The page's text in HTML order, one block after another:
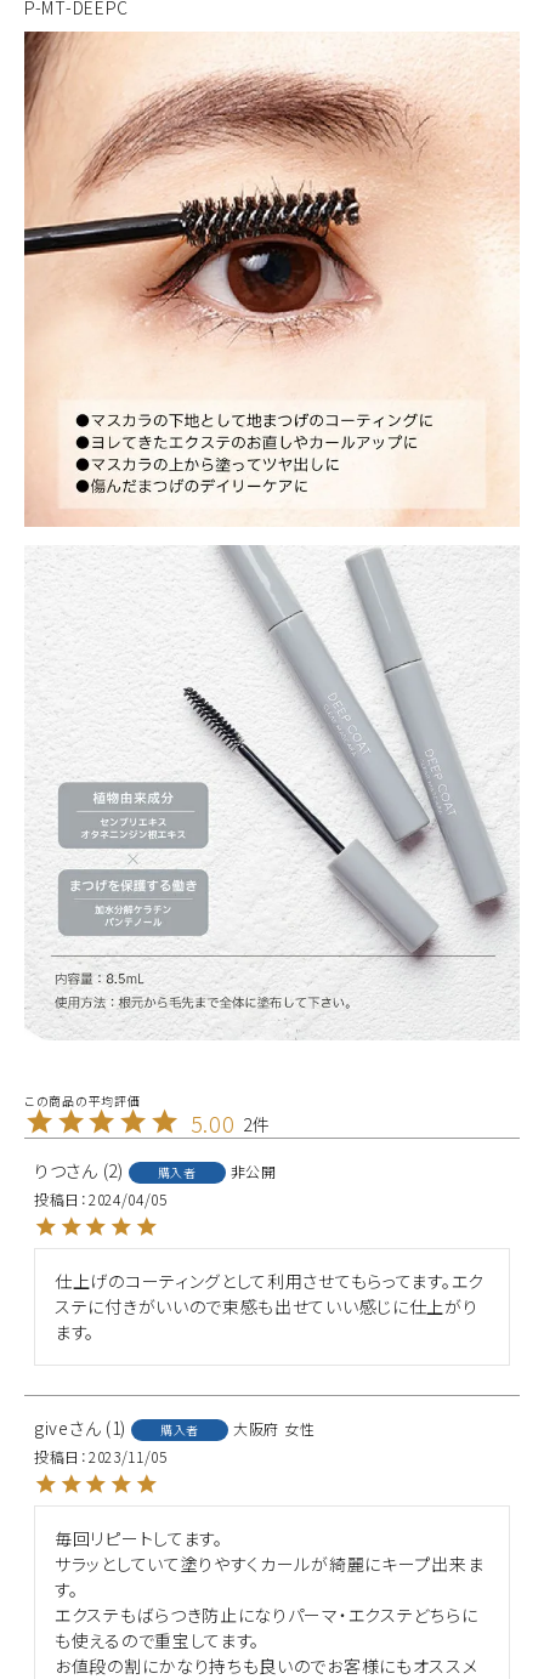
P-MT-DEEPC
5.00 2
りつ
2 購入者
非公開
投稿日 2024/04/05
仕上げのコーティングとして利用させてもらってます。エク
ステに付きがいいので束感も出せていい感じに仕上がり
ます。
give 1 購入者 大阪府 女性
投稿日 2023/11/05
毎回リピートしてます。
サラッとしていて塗りやすくカールが綺麗にキープ出来ま
す。
エクステもばらつき防止になりパーマ・エクステどちらに
も使えるので重宝してます。
お値段の割にかなり持ちも良いのでお客様にもオススメ